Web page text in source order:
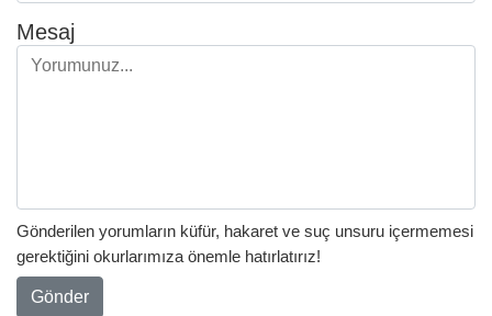
Mesaj
Gönderilen yorumların küfür, hakaret ve suç unsuru içermemesi
gerektiğini okurlarımıza önemle hatırlatırız!
Gönder